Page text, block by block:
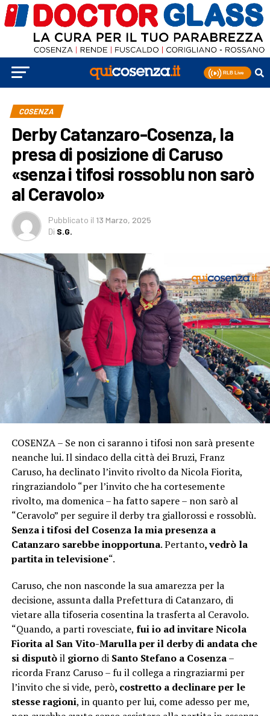
COSENZA
Derby Catanzaro-Cosenza, la
presa di posizione di Caruso
«senza i tifosi rossoblu non sarò
al Ceravolo»
Pubblicato il 13 Marzo, 2025
Di S.G.
COSENZA – Se non ci saranno i tifosi non sarà presente
neanche lui. Il sindaco della città dei Bruzi, Franz
Caruso, ha declinato l’invito rivolto da Nicola Fiorita,
ringraziandolo “per l’invito che ha cortesemente
rivolto, ma domenica – ha fatto sapere – non sarò al
“Ceravolo” per seguire il derby tra giallorossi e rossoblù.
Senza i tifosi del Cosenza la mia presenza a
Catanzaro sarebbe inopportuna. Pertanto, vedrò la
partita in televisione“.
Caruso, che non nasconde la sua amarezza per la
decisione, assunta dalla Prefettura di Catanzaro, di
vietare alla tifoseria cosentina la trasferta al Ceravolo.
“Quando, a parti rovesciate, fui io ad invitare Nicola
Fiorita al San Vito-Marulla per il derby di andata che
si disputòil giornodi Santo Stefano a Cosenza–
ricorda Franz Caruso – fu il collega a ringraziarmi per
l’invito che si vide, però, costretto a declinare per le
stesse ragioni, in quanto per lui, come adesso per me,